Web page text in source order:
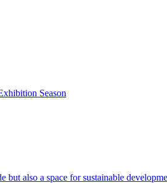
Season
also a space for sustainable